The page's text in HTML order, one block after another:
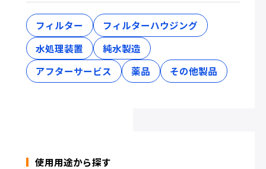
フィルター
フィルターハウジング
水処理装置
純水製造
アフターサービス
薬品 その他製品
使用用途から探す